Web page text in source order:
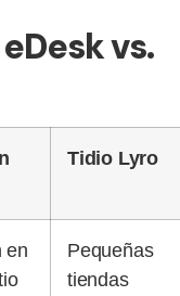
vs.
Tidio Lyro
en
Pequeñas
tiendas